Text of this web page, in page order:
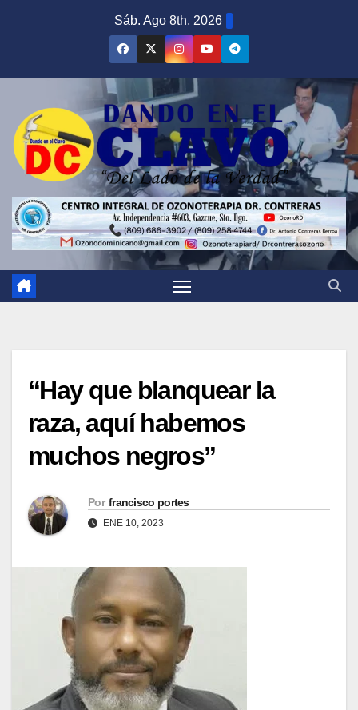
Sáb. Ago 8th, 2026
“Hay que blanquear la
raza, aquí habemos
muchos negros”
Por francisco portes
ENE 10, 2023